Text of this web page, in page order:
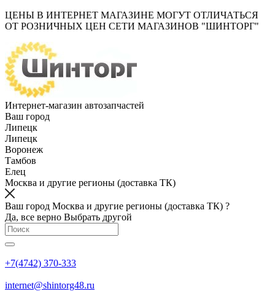
ЦЕНЫ В ИНТЕРНЕТ МАГАЗИНЕ МОГУТ ОТЛИЧАТЬСЯ
ОТ РОЗНИЧНЫХ ЦЕН СЕТИ МАГАЗИНОВ "ШИНТОРГ"
Интернет-магазин автозапчастей
Ваш город
Липецк
Липецк
Воронеж
Тамбов
Елец
Москва и другие регионы (доставка ТК)
Ваш город Москва и другие регионы (доставка ТК) ?
Да, все верно Выбрать другой
+7(4742) 370-333
internet@shintorg48.ru